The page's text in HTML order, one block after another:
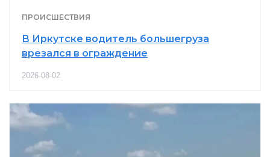
ПРОИСШЕСТВИЯ
В Иркутске водитель большегруза
врезался в ограждение
2026-08-02